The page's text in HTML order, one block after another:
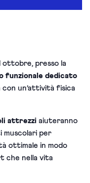
ottobre, presso la
funzionale dedicato
un’attività fisica
attrezzi aiuteranno
muscolari per
ottimale in modo
che nella vita